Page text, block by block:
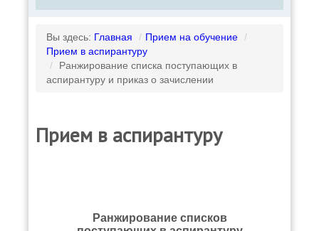
Вы здесь: Главная / Прием на обучение
/
Прием в аспирантуру
/
Ранжирование списка поступающих в
аспирантуру и приказ о зачислении
Прием в аспирантуру
Ранжирование списков